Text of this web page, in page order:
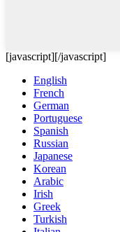
[javascript][/javascript]
English
French
German
Portuguese
Spanish
Russian
Japanese
Korean
Arabic
Irish
Greek
Turkish